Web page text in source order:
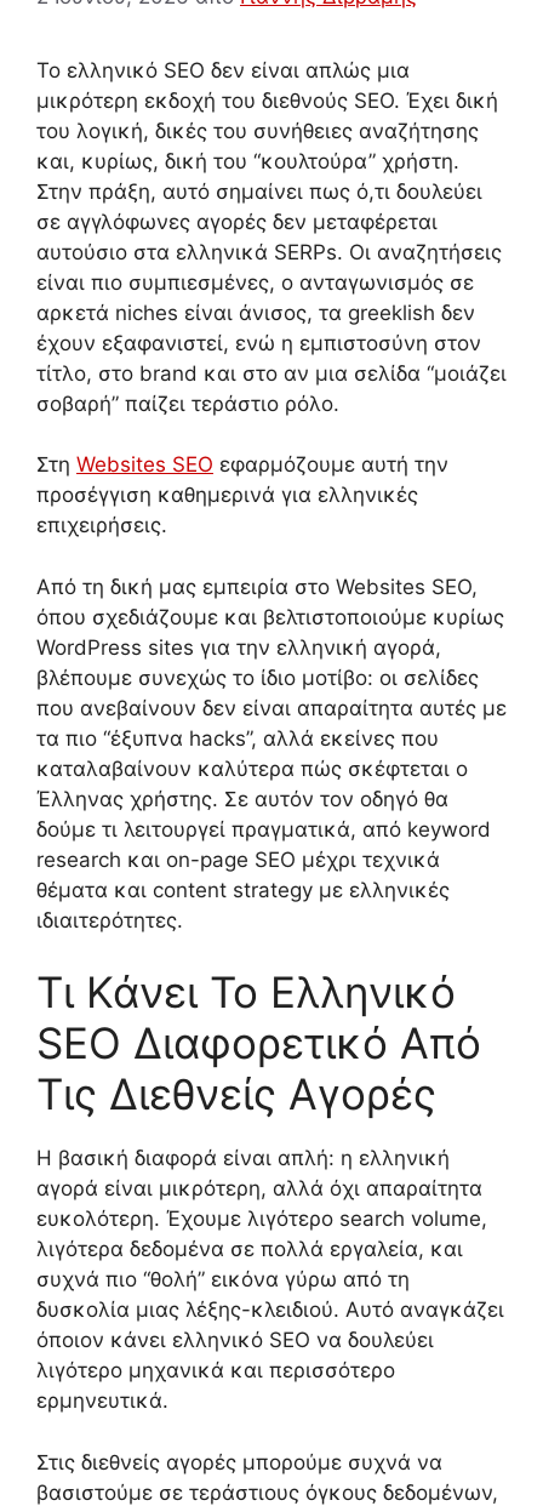
Το ελληνικό SEO δεν είναι απλώς μια
μικρότερη εκδοχή του διεθνούς SEO. Έχει δική
του λογική, δικές του συνήθειες αναζήτησης
και, κυρίως, δική του “κουλτούρα” χρήστη.
Στην πράξη, αυτό σημαίνει πως ό,τι δουλεύει
σε αγγλόφωνες αγορές δεν μεταφέρεται
αυτούσιο στα ελληνικά SERPs. Οι αναζητήσεις
είναι πιο συμπιεσμένες, ο ανταγωνισμός σε
αρκετά niches είναι άνισος, τα greeklish δεν
έχουν εξαφανιστεί, ενώ η εμπιστοσύνη στον
τίτλο, στο brand και στο αν μια σελίδα “μοιάζει
σοβαρή” παίζει τεράστιο ρόλο.
Στη Websites SEO εφαρμόζουμε αυτή την
προσέγγιση καθημερινά για ελληνικές
επιχειρήσεις.
Από τη δική μας εμπειρία στο Websites SEO,
όπου σχεδιάζουμε και βελτιστοποιούμε κυρίως
WordPress sites για την ελληνική αγορά,
βλέπουμε συνεχώς το ίδιο μοτίβο: οι σελίδες
που ανεβαίνουν δεν είναι απαραίτητα αυτές με
τα πιο “έξυπνα hacks”, αλλά εκείνες που
καταλαβαίνουν καλύτερα πώς σκέφτεται ο
Έλληνας χρήστης. Σε αυτόν τον οδηγό θα
δούμε τι λειτουργεί πραγματικά, από keyword
research και on-page SEO μέχρι τεχνικά
θέματα και content strategy με ελληνικές
ιδιαιτερότητες.
Τι Κάνει Το Ελληνικό
SEO Διαφορετικό Από
Τις Διεθνείς Αγορές
Η βασική διαφορά είναι απλή: η ελληνική
αγορά είναι μικρότερη, αλλά όχι απαραίτητα
ευκολότερη. Έχουμε λιγότερο search volume,
λιγότερα δεδομένα σε πολλά εργαλεία, και
συχνά πιο “θολή” εικόνα γύρω από τη
δυσκολία μιας λέξης-κλειδιού. Αυτό αναγκάζει
όποιον κάνει ελληνικό SEO να δουλεύει
λιγότερο μηχανικά και περισσότερο
ερμηνευτικά.
Στις διεθνείς αγορές μπορούμε συχνά να
βασιστούμε σε τεράστιους όγκους δεδομένων,